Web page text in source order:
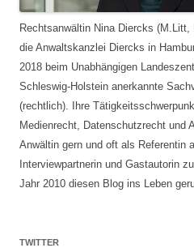
Rechtsanwältin Nina Diercks
die Anwaltskanzlei Diercks in
2018 beim Unabhängigen
Schleswig-Holstein anerkannte
(rechtlich). Ihre
Medienrecht, Datenschutzrecht und
Anwältin gern und oft als Referentin
Interviewpartnerin und Gastautorin
Jahr 2010 diesen Blog ins Leben
TWITTER